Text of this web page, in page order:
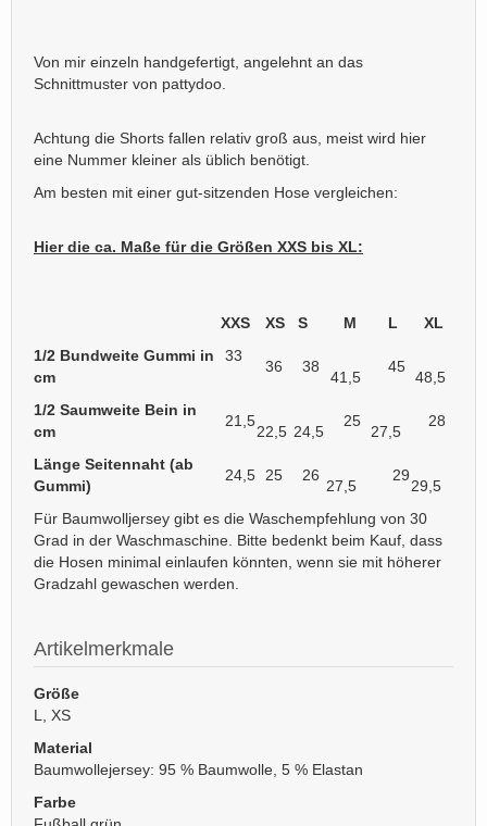
Von mir einzeln handgefertigt, angelehnt an das
Schnittmuster von pattydoo.
Achtung die Shorts fallen relativ groß aus, meist wird hier
eine Nummer kleiner als üblich benötigt.
Am besten mit einer gut-sitzenden Hose vergleichen:
Hier die ca. Maße für die Größen XXS bis XL:
XXS XS S M L
XL
1/2 Bundweite Gummi in
cm
33
36 38
41,5
45
48,5
1/2 Saumweite Bein in
cm
21,5
22,5 24,5
25
27,5
28
Länge Seitennaht (ab
Gummi)
24,5 25 26
27,5
29
29,5
Für Baumwolljersey gibt es die Waschempfehlung von 30
Grad in der Waschmaschine. Bitte bedenkt beim Kauf, dass
die Hosen minimal einlaufen könnten, wenn sie mit höherer
Gradzahl gewaschen werden.
Artikelmerkmale
Größe
L, XS
Material
Baumwollejersey: 95 % Baumwolle, 5 % Elastan
Farbe